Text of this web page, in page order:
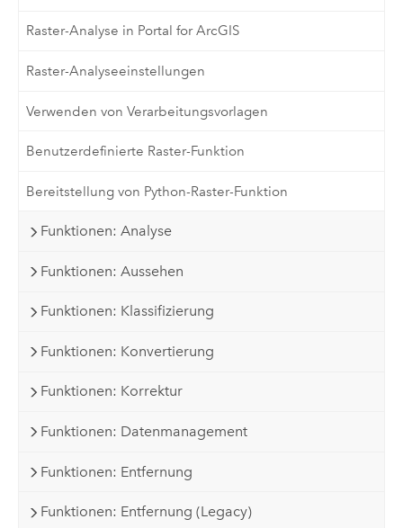
Raster-Analyse in Portal for ArcGIS
Raster-Analyseeinstellungen
Verwenden von Verarbeitungsvorlagen
Benutzerdefinierte Raster-Funktion
Bereitstellung von Python-Raster-Funktion
Funktionen: Analyse
Funktionen: Aussehen
Funktionen: Klassifizierung
Funktionen: Konvertierung
Funktionen: Korrektur
Funktionen: Datenmanagement
Funktionen: Entfernung
Funktionen: Entfernung (Legacy)